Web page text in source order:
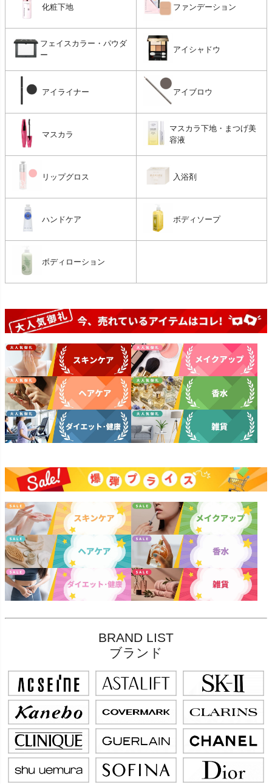
化粧下地 ファンデーション
フェイスカラー・パウダ
ー
アイシャドウ
アイライナー アイブロウ
マスカラ
マスカラ下地・まつげ美
容液
リップグロス 入浴剤
ハンドケア ボディソープ
ボディローション
BRAND LIST
ブランド